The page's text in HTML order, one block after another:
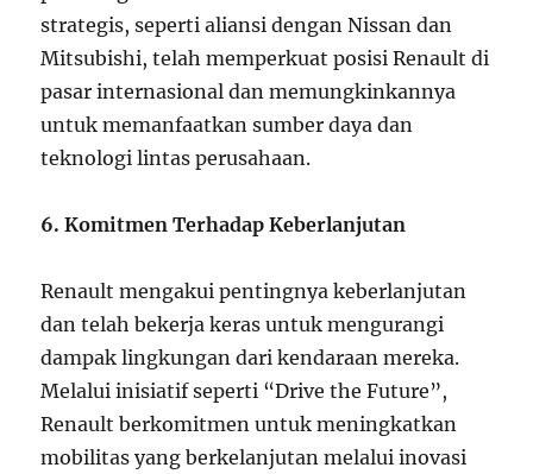
strategis, seperti aliansi dengan Nissan dan
Mitsubishi, telah memperkuat posisi Renault di
pasar internasional dan memungkinkannya
untuk memanfaatkan sumber daya dan
teknologi lintas perusahaan.
6. Komitmen Terhadap Keberlanjutan
Renault mengakui pentingnya keberlanjutan
dan telah bekerja keras untuk mengurangi
dampak lingkungan dari kendaraan mereka.
Melalui inisiatif seperti “Drive the Future”,
Renault berkomitmen untuk meningkatkan
mobilitas yang berkelanjutan melalui inovasi